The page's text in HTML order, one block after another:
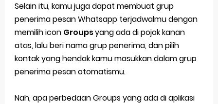
Selain itu, kamu juga dapat membuat grup
penerima pesan Whatsapp terjadwalmu dengan
memilih icon Groupsyang ada di pojok kanan
atas, lalu beri nama grup penerima, dan pilih
kontak yang hendak kamu masukkan dalam grup
penerima pesan otomatismu.
Nah, apa perbedaan Groups yang ada di aplikasi